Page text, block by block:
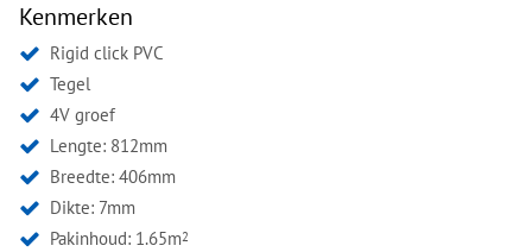
Kenmerken
Rigid click PVC
Tegel
4V groef
Lengte: 812mm
Breedte: 406mm
Dikte: 7mm
Pakinhoud: 1.65m2